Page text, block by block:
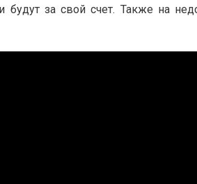
будут за свой счет. Также на